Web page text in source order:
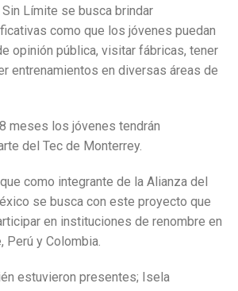
Límite se busca brindar
como que los jóvenes puedan
opinión pública, visitar fábricas, tener
entrenamientos en diversas áreas de
meses los jóvenes tendrán
del Tec de Monterrey.
como integrante de la Alianza del
se busca con este proyecto que
en instituciones de renombre en
Perú y Colombia.
estuvieron presentes; Isela